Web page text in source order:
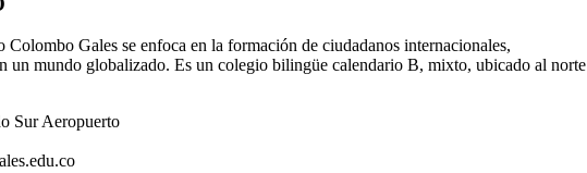
Gales se enfoca en la formación de ciudadanos internacionales,
un mundo globalizado. Es un colegio bilingüe calendario B, mixto, ubicado al norte
Sur Aeropuerto